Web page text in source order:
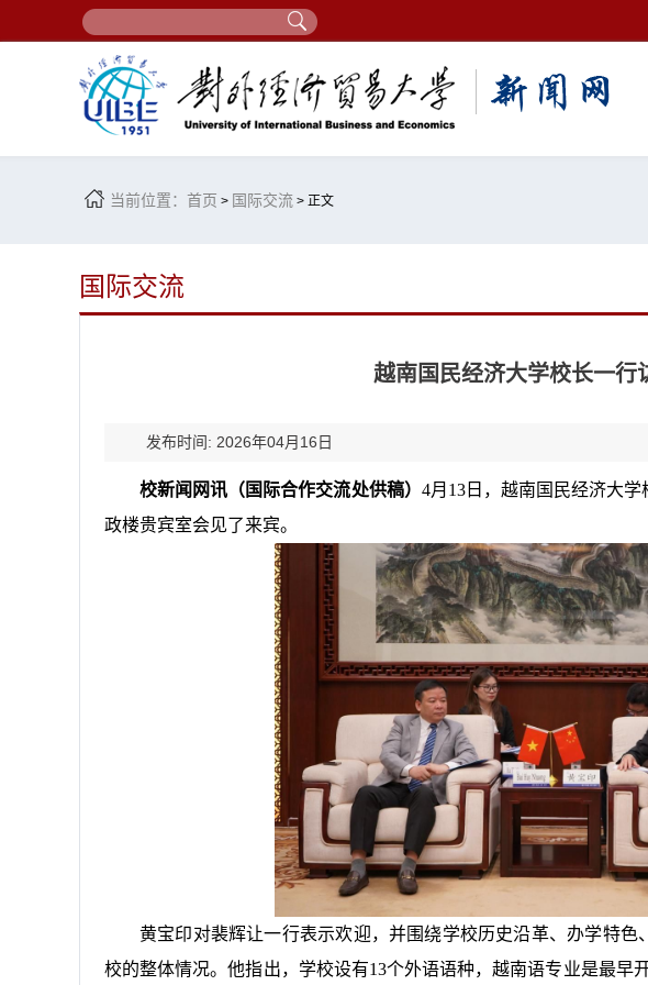
当前位置： 首页 > 国际交流 > 正文
国际交流
越南国民经济大学校长一行
发布时间: 2026年04月16日
校新闻网讯（国际合作交流处供稿） 4月13日，越南国民经济大
政楼贵宾室会见了来宾。
黄宝印对裴辉让一行表示欢迎，并围绕学校历史沿革、办学特
校的整体情况。他指出，学校设有13个外语语种，越南语专业是最早